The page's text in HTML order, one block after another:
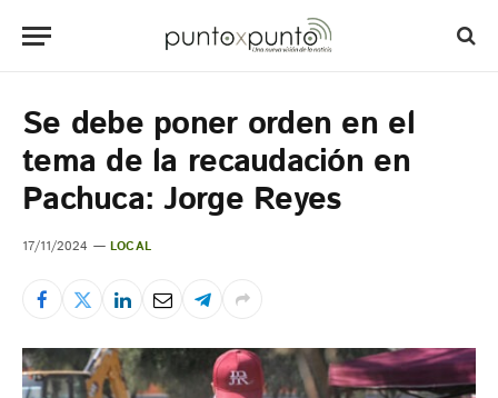
Se debe poner orden en el
tema de la recaudación en
Pachuca: Jorge Reyes
17/11/2024 LOCAL